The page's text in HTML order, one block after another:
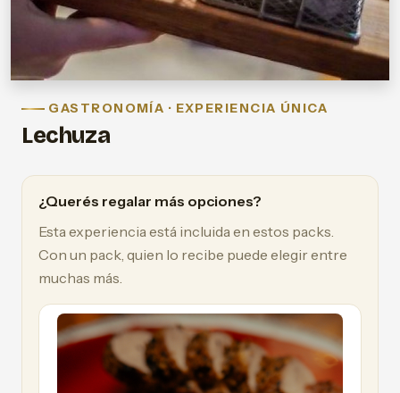
GASTRONOMÍA · EXPERIENCIA ÚNICA
Lechuza
¿Querés regalar más opciones?
Esta experiencia está incluida en estos packs.
Con un pack, quien lo recibe puede elegir entre
muchas más.